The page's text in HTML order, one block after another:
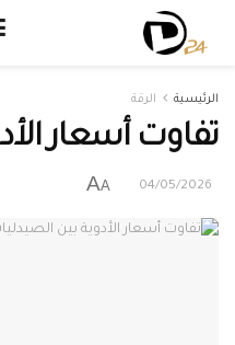
الرئيسية الرقة
تفاوت أسعار
04/05/2026
A
A